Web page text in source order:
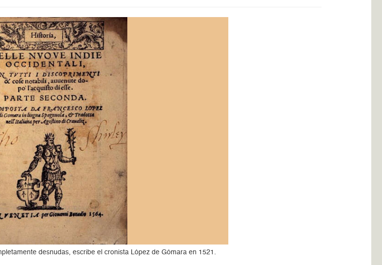
desnudas, escribe el cronista López de Gómara en 1521.